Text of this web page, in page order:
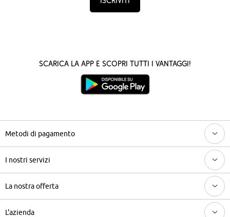
Scarica la App e scopri tutti i vantaggi!
Metodi di pagamento
I nostri servizi
La nostra offerta
L'azienda